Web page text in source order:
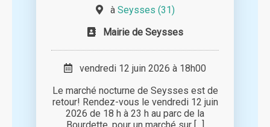
à Seysses (31)
Mairie de Seysses
vendredi 12 juin 2026 à 18h00
Le marché nocturne de Seysses est de
retour! Rendez-vous le vendredi 12 juin
2026 de 18 h à 23 h au parc de la